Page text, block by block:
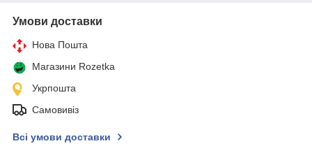
Умови доставки
Нова Пошта
Магазини Rozetka
Укрпошта
Самовивіз
Всі умови доставки